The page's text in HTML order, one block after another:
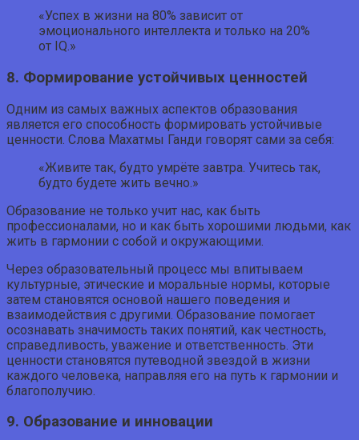
«Успех в жизни на 80% зависит от
эмоционального интеллекта и только на 20%
от IQ.»
8. Формирование устойчивых ценностей
Одним из самых важных аспектов образования
является его способность формировать устойчивые
ценности. Слова Махатмы Ганди говорят сами за себя:
«Живите так, будто умрёте завтра. Учитесь так,
будто будете жить вечно.»
Образование не только учит нас, как быть
профессионалами, но и как быть хорошими людьми, как
жить в гармонии с собой и окружающими.
Через образовательный процесс мы впитываем
культурные, этические и моральные нормы, которые
затем становятся основой нашего поведения и
взаимодействия с другими. Образование помогает
осознавать значимость таких понятий, как честность,
справедливость, уважение и ответственность. Эти
ценности становятся путеводной звездой в жизни
каждого человека, направляя его на путь к гармонии и
благополучию.
9. Образование и инновации